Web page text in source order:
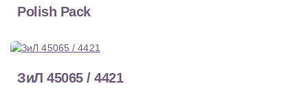
Polish Pack
ЗиЛ 45065 / 4421